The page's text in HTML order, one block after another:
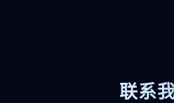
联系